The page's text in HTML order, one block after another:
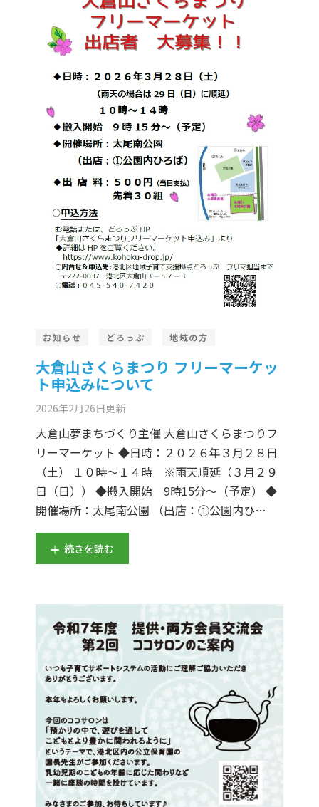
お知らせ どろっぷ 地域の方
大倉山さくらまつり フリーマーケッ
ト申込みについて
2026年2月26日更新
大倉山夢まちづくり主催 大倉山さくらまつりフ
リーマーケット ◆日時：２０２６年３月２８日
（土） １０時～１４時 ※雨天順延（３月２９
日（日）） ◆搬入開始 9時15分～（予定） ◆
開催場所：太尾南公園 （出店：①公園内ひ…
続きを読む